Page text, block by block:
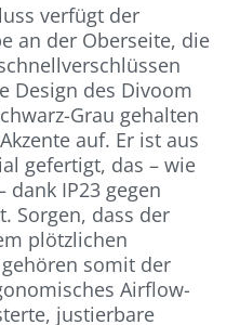
verfügt der
an der Oberseite, die
Design des Divoom
Grau gehalten
auf. Er ist aus
gefertigt, das – wie
dank IP23 gegen
Sorgen, dass der
plötzlichen
somit der
Airflow-
justierbare